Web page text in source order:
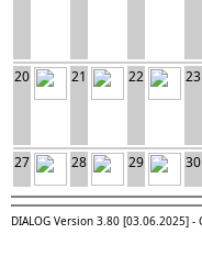
20 21 22 23
27 28 29 30
DIALOG Version 3.80 [03.06.2025]